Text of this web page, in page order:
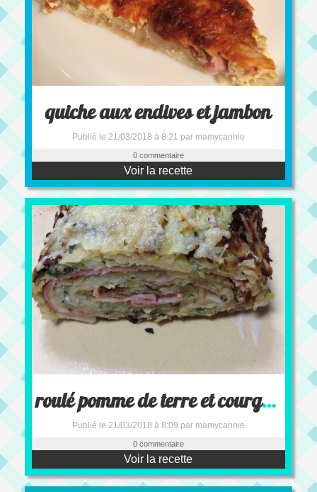
quiche aux endives et jambon
Publié le 21/03/2018 à 8:21 par mamycannie
0 commentaire
Voir la recette
roulé pomme de terre et courgette
Publié le 21/03/2018 à 8:09 par mamycannie
0 commentaire
Voir la recette